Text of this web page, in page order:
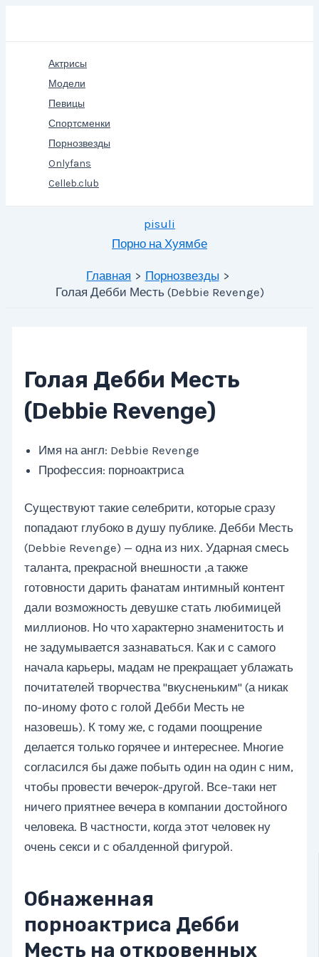
Актрисы
Модели
Певицы
Спортсменки
Порнозвезды
Onlyfans
Celleb.club
pisuli
Порно на Хуямбе
Главная
Порнозвезды
Голая Дебби Месть (Debbie Revenge)
Голая Дебби Месть
(Debbie Revenge)
Имя на англ: Debbie Revenge
Профессия: порноактриса
Существуют такие селебрити, которые сразу
попадают глубоко в душу публике. Дебби Месть
(Debbie Revenge) — одна из них. Ударная смесь
таланта, прекрасной внешности ,а также
готовности дарить фанатам интимный контент
дали возможность девушке стать любимицей
миллионов. Но что характерно знаменитость и
не задумывается зазнаваться. Как и с самого
начала карьеры, мадам не прекращает ублажать
почитателей творчества "вкусненьким" (а никак
по-иному фото с голой Дебби Месть не
назовешь). К тому же, с годами поощрение
делается только горячее и интереснее. Многие
согласился бы даже побыть один на один с ним,
чтобы провести вечерок-другой. Все-таки нет
ничего приятнее вечера в компании достойного
человека. В частности, когда этот человек ну
очень секси и с обалденной фигурой.
Обнаженная
порноактриса Дебби
Месть на откровенных